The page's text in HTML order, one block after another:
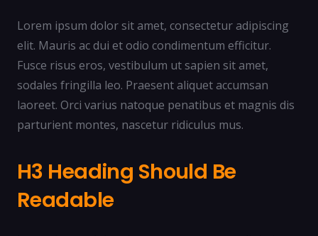
Lorem ipsum dolor sit amet, consectetur adipiscing
elit. Mauris ac dui et odio condimentum efficitur.
Fusce risus eros, vestibulum ut sapien sit amet,
sodales fringilla leo. Praesent aliquet accumsan
laoreet. Orci varius natoque penatibus et magnis dis
parturient montes, nascetur ridiculus mus.
H3 Heading Should Be
Readable